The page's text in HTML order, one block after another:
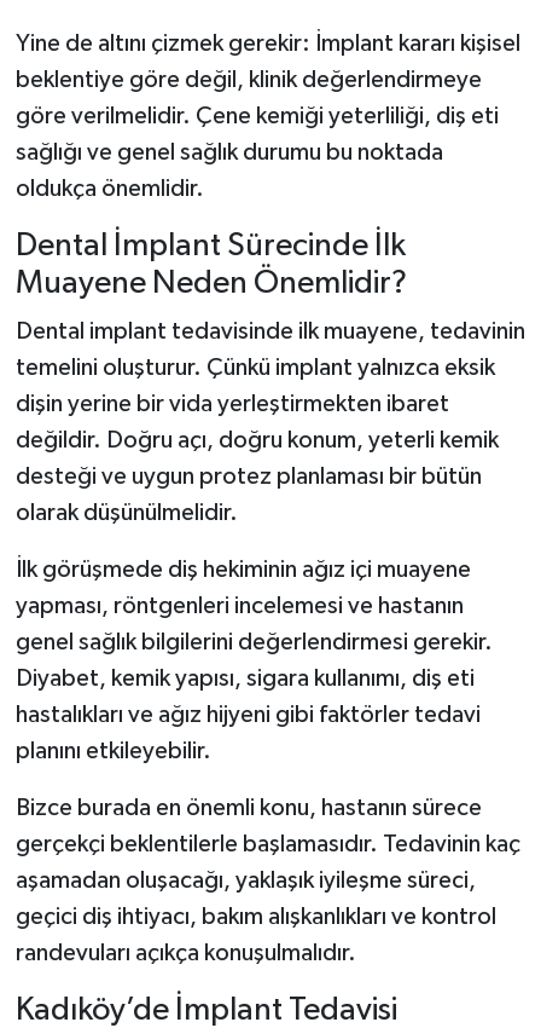
Yine de altını çizmek gerekir: İmplant kararı kişisel
beklentiye göre değil, klinik değerlendirmeye
göre verilmelidir. Çene kemiği yeterliliği, diş eti
sağlığı ve genel sağlık durumu bu noktada
oldukça önemlidir.
Dental İmplant Sürecinde İlk
Muayene Neden Önemlidir?
Dental implant tedavisinde ilk muayene, tedavinin
temelini oluşturur. Çünkü implant yalnızca eksik
dişin yerine bir vida yerleştirmekten ibaret
değildir. Doğru açı, doğru konum, yeterli kemik
desteği ve uygun protez planlaması bir bütün
olarak düşünülmelidir.
İlk görüşmede diş hekiminin ağız içi muayene
yapması, röntgenleri incelemesi ve hastanın
genel sağlık bilgilerini değerlendirmesi gerekir.
Diyabet, kemik yapısı, sigara kullanımı, diş eti
hastalıkları ve ağız hijyeni gibi faktörler tedavi
planını etkileyebilir.
Bizce burada en önemli konu, hastanın sürece
gerçekçi beklentilerle başlamasıdır. Tedavinin kaç
aşamadan oluşacağı, yaklaşık iyileşme süreci,
geçici diş ihtiyacı, bakım alışkanlıkları ve kontrol
randevuları açıkça konuşulmalıdır.
Kadıköy’de İmplant Tedavisi